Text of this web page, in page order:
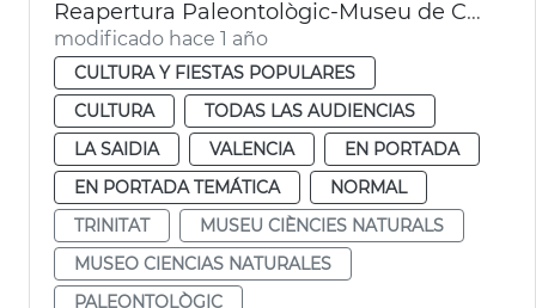
Reapertura Paleontològic-Museu de Col·leccions Naturals
modificado hace 1 año
CULTURA Y FIESTAS POPULARES
CULTURA
TODAS LAS AUDIENCIAS
LA SAIDIA
VALENCIA
EN PORTADA
EN PORTADA TEMÁTICA
NORMAL
TRINITAT
MUSEU CIÈNCIES NATURALS
MUSEO CIENCIAS NATURALES
PALEONTOLÒGIC